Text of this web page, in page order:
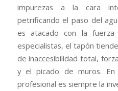
impurezas a la cara
petrificando el paso del
es atacado con la fuerza
especialistas, el tapón
de inaccesibilidad total,
y el picado de muros.
profesional es siempre la